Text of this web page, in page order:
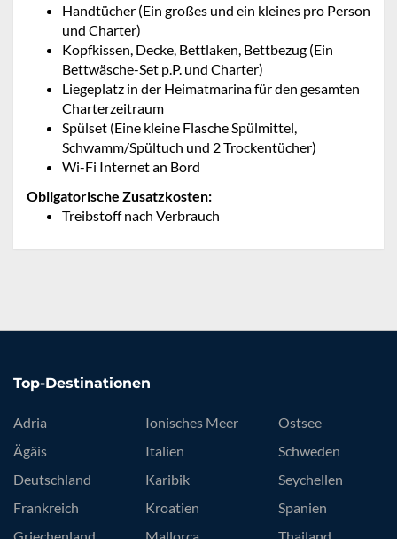
Handtücher (Ein großes und ein kleines pro Person
und Charter)
Kopfkissen, Decke, Bettlaken, Bettbezug (Ein
Bettwäsche-Set p.P. und Charter)
Liegeplatz in der Heimatmarina für den gesamten
Charterzeitraum
Spülset (Eine kleine Flasche Spülmittel,
Schwamm/Spültuch und 2 Trockentücher)
Wi-Fi Internet an Bord
Obligatorische Zusatzkosten:
Treibstoff nach Verbrauch
Top-Destinationen
Adria
Ägäis
Deutschland
Frankreich
Griechenland
Ionisches Meer
Italien
Karibik
Kroatien
Mallorca
Ostsee
Schweden
Seychellen
Spanien
Thailand